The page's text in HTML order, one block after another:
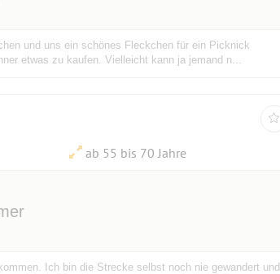
und uns ein schönes Fleckchen für ein Picknick
etwas zu kaufen. Vielleicht kann ja jemand n...
ab 55 bis 70 Jahre
Ich bin die Strecke selbst noch nie gewandert und